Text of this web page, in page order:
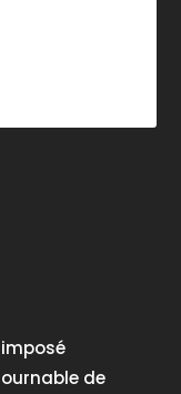
imposé
de